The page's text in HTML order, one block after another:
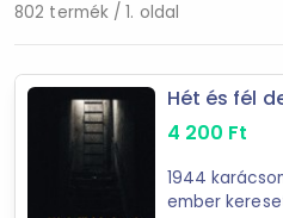
találat
Mást is keresel?
802 termék / 1. oldal
Hét és fél
4 200 Ft
1944
ember